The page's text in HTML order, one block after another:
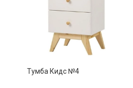
Тумба Кидс №4